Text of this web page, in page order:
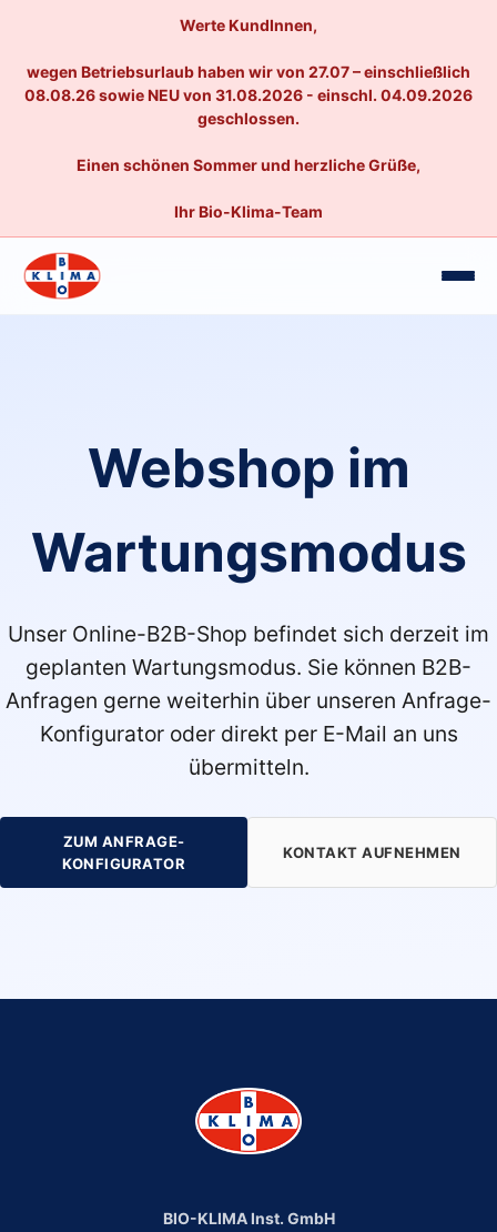
Werte KundInnen,
wegen Betriebsurlaub haben wir von 27.07 – einschließlich
08.08.26 sowie NEU von 31.08.2026 - einschl. 04.09.2026
geschlossen.
Einen schönen Sommer und herzliche Grüße,
Ihr Bio-Klima-Team
Webshop im
Wartungsmodus
Unser Online-B2B-Shop befindet sich derzeit im
geplanten Wartungsmodus. Sie können B2B-
Anfragen gerne weiterhin über unseren Anfrage-
Konfigurator oder direkt per E-Mail an uns
übermitteln.
ZUM ANFRAGE-
KONFIGURATOR
KONTAKT AUFNEHMEN
BIO-KLIMA Inst. GmbH